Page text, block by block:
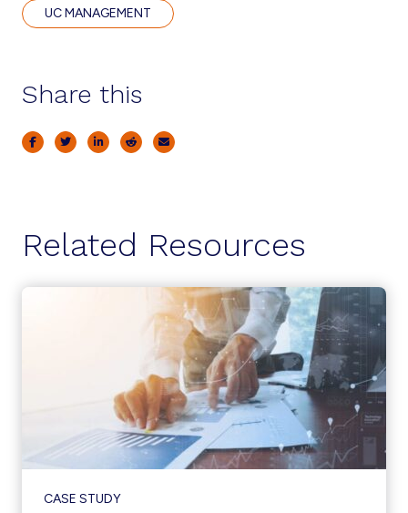
UC MANAGEMENT
Share this
Related Resources
CASE STUDY